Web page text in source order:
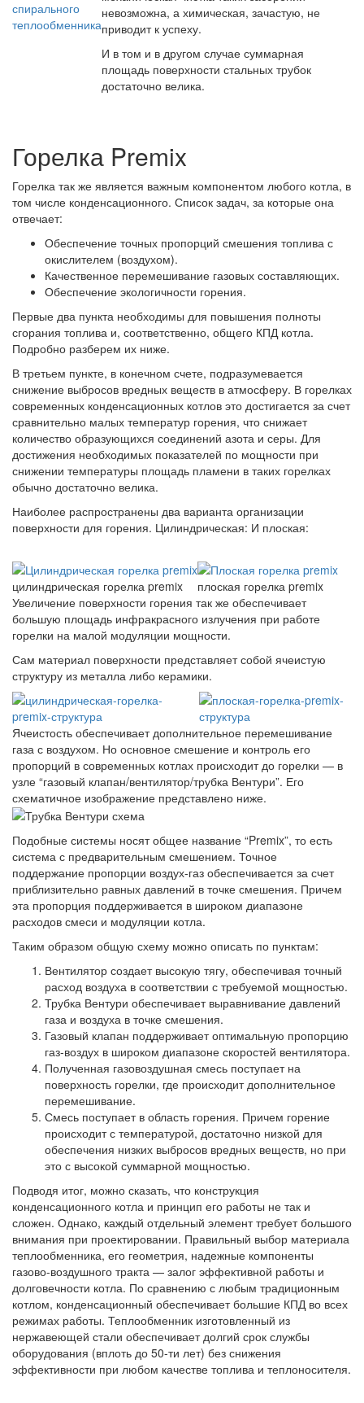
невозможна, а химическая, зачастую, не
приводит к успеху.
И в том и в другом случае суммарная
площадь поверхности стальных трубок
достаточно велика.
Горелка Premix
Горелка так же является важным компонентом любого котла, в
том числе конденсационного. Список задач, за которые она
отвечает:
Обеспечение точных пропорций смешения топлива с
окислителем (воздухом).
Качественное перемешивание газовых составляющих.
Обеспечение экологичности горения.
Первые два пункта необходимы для повышения полноты
сгорания топлива и, соответственно, общего КПД котла.
Подробно разберем их ниже.
В третьем пункте, в конечном счете, подразумевается
снижение выбросов вредных веществ в атмосферу. В горелках
современных конденсационных котлов это достигается за счет
сравнительно малых температур горения, что снижает
количество образующихся соединений азота и серы. Для
достижения необходимых показателей по мощности при
снижении температуры площадь пламени в таких горелках
обычно достаточно велика.
Наиболее распространены два варианта организации
поверхности для горения. Цилиндрическая: И плоская:
цилиндрическая горелка premix
плоская горелка premix
Увеличение поверхности горения так же обеспечивает
большую площадь инфракрасного излучения при работе
горелки на малой модуляции мощности.
Сам материал поверхности представляет собой ячеистую
структуру из металла либо керамики.
Ячеистость обеспечивает дополнительное перемешивание
газа с воздухом. Но основное смешение и контроль его
пропорций в современных котлах происходит до горелки — в
узле “газовый клапан/вентилятор/трубка Вентури”. Его
схематичное изображение представлено ниже.
Подобные системы носят общее название “Premix”, то есть
система с предварительным смешением. Точное
поддержание пропорции воздух-газ обеспечивается за счет
приблизительно равных давлений в точке смешения. Причем
эта пропорция поддерживается в широком диапазоне
расходов смеси и модуляции котла.
Таким образом общую схему можно описать по пунктам:
Вентилятор создает высокую тягу, обеспечивая точный
расход воздуха в соответствии с требуемой мощностью.
Трубка Вентури обеспечивает выравнивание давлений
газа и воздуха в точке смешения.
Газовый клапан поддерживает оптимальную пропорцию
газ-воздух в широком диапазоне скоростей вентилятора.
Полученная газовоздушная смесь поступает на
поверхность горелки, где происходит дополнительное
перемешивание.
Смесь поступает в область горения. Причем горение
происходит с температурой, достаточно низкой для
обеспечения низких выбросов вредных веществ, но при
это с высокой суммарной мощностью.
Подводя итог, можно сказать, что конструкция
конденсационного котла и принцип его работы не так и
сложен. Однако, каждый отдельный элемент требует большого
внимания при проектировании. Правильный выбор материала
теплообменника, его геометрия, надежные компоненты
газово-воздушного тракта — залог эффективной работы и
долговечности котла. По сравнению с любым традиционным
котлом, конденсационный обеспечивает большие КПД во всех
режимах работы. Теплообменник изготовленный из
нержавеющей стали обеспечивает долгий срок службы
оборудования (вплоть до 50-ти лет) без снижения
эффективности при любом качестве топлива и теплоносителя.